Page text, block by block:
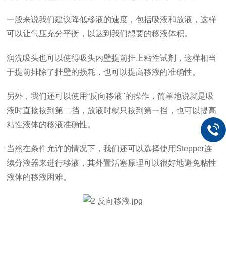
一般来说我们建议降低移液的速度，包括吸液和放液，这样
可以让气压充分平衡，以达到我们想要的移液体积。
润洗吸头也可以使得吸头内壁提前挂上粘性试剂，这样相当
于提前排除了挂壁的损耗，也可以提高移液的准确性。
另外，我们还可以使用“反向移液"的操作，简单地说就是吸
液时直接按到第二挡，放液时就只按到第一挡，也可以提高
粘性液体的移液准确性。
当然在条件允许的情况下，我们还可以选择使用 Stepper连
续分液器来进行移液，其外置活塞原理可以很好地避免粘性
液体的移液困难。